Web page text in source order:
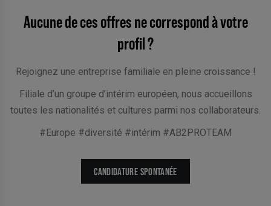
Aucune de ces offres ne correspond à votre
profil ?
Rejoignez une entreprise familiale en pleine croissance !
Filiale d’un groupe d’intérim européen, nous accueillons
toutes les nationalités et cultures parmi nos collaborateurs.
#Europe #diversité #intérim #AB2PROTEAM
CANDIDATURE SPONTANÉE